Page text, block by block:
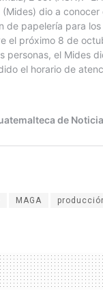
MAGA